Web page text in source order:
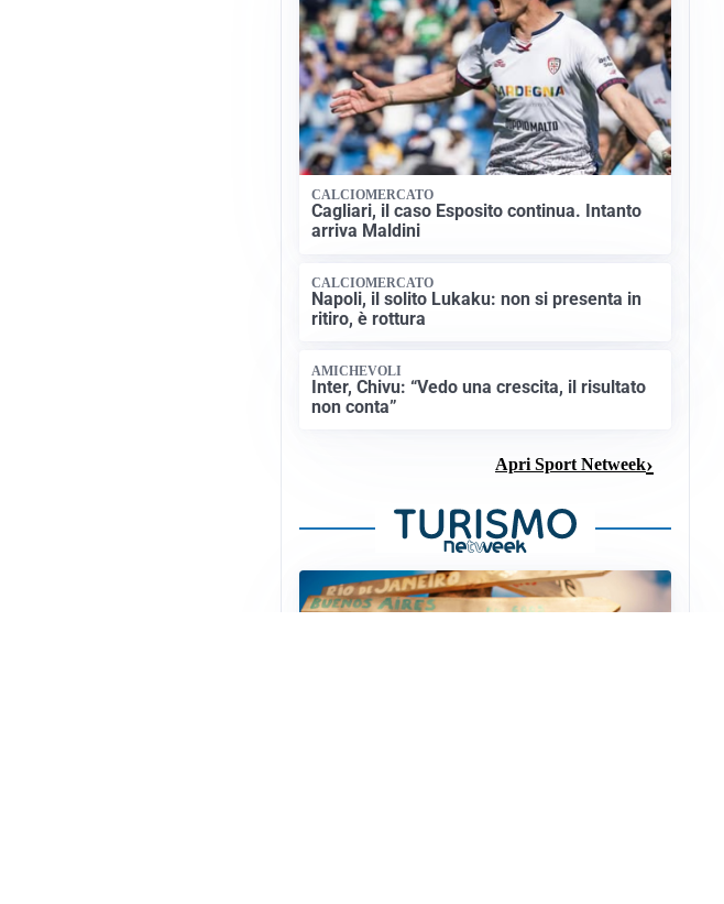
CALCIOMERCATO
Cagliari, il caso Esposito continua. Intanto
arriva Maldini
CALCIOMERCATO
Napoli, il solito Lukaku: non si presenta in
ritiro, è rottura
AMICHEVOLI
Inter, Chivu: “Vedo una crescita, il risultato
non conta”
Apri Sport Netweek